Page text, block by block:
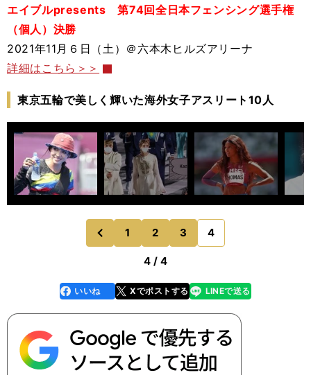
エイブルpresents 第74回全日本フェンシング選手権
（個人）決勝
2021年11月６日（土）＠六本木ヒルズアリーナ
詳細はこちら＞＞
東京五輪で美しく輝いた海外女子アスリート10人
前
のページへ
1 2 3 4
4 / 4
faceboo
k
いいね Xでポストする
line LINEで送る